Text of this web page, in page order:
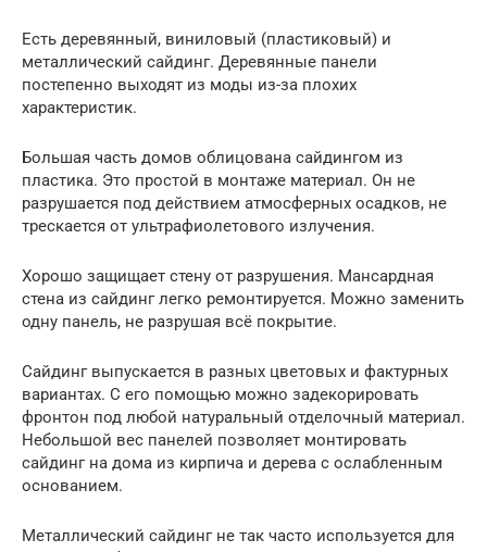
Есть деревянный, виниловый (пластиковый) и
металлический сайдинг. Деревянные панели
постепенно выходят из моды из-за плохих
характеристик.
Большая часть домов облицована сайдингом из
пластика. Это простой в монтаже материал. Он не
разрушается под действием атмосферных осадков, не
трескается от ультрафиолетового излучения.
Хорошо защищает стену от разрушения. Мансардная
стена из сайдинг легко ремонтируется. Можно заменить
одну панель, не разрушая всё покрытие.
Сайдинг выпускается в разных цветовых и фактурных
вариантах. С его помощью можно задекорировать
фронтон под любой натуральный отделочный материал.
Небольшой вес панелей позволяет монтировать
сайдинг на дома из кирпича и дерева с ослабленным
основанием.
Металлический сайдинг не так часто используется для